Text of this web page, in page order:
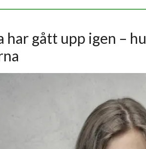
har gått upp igen –